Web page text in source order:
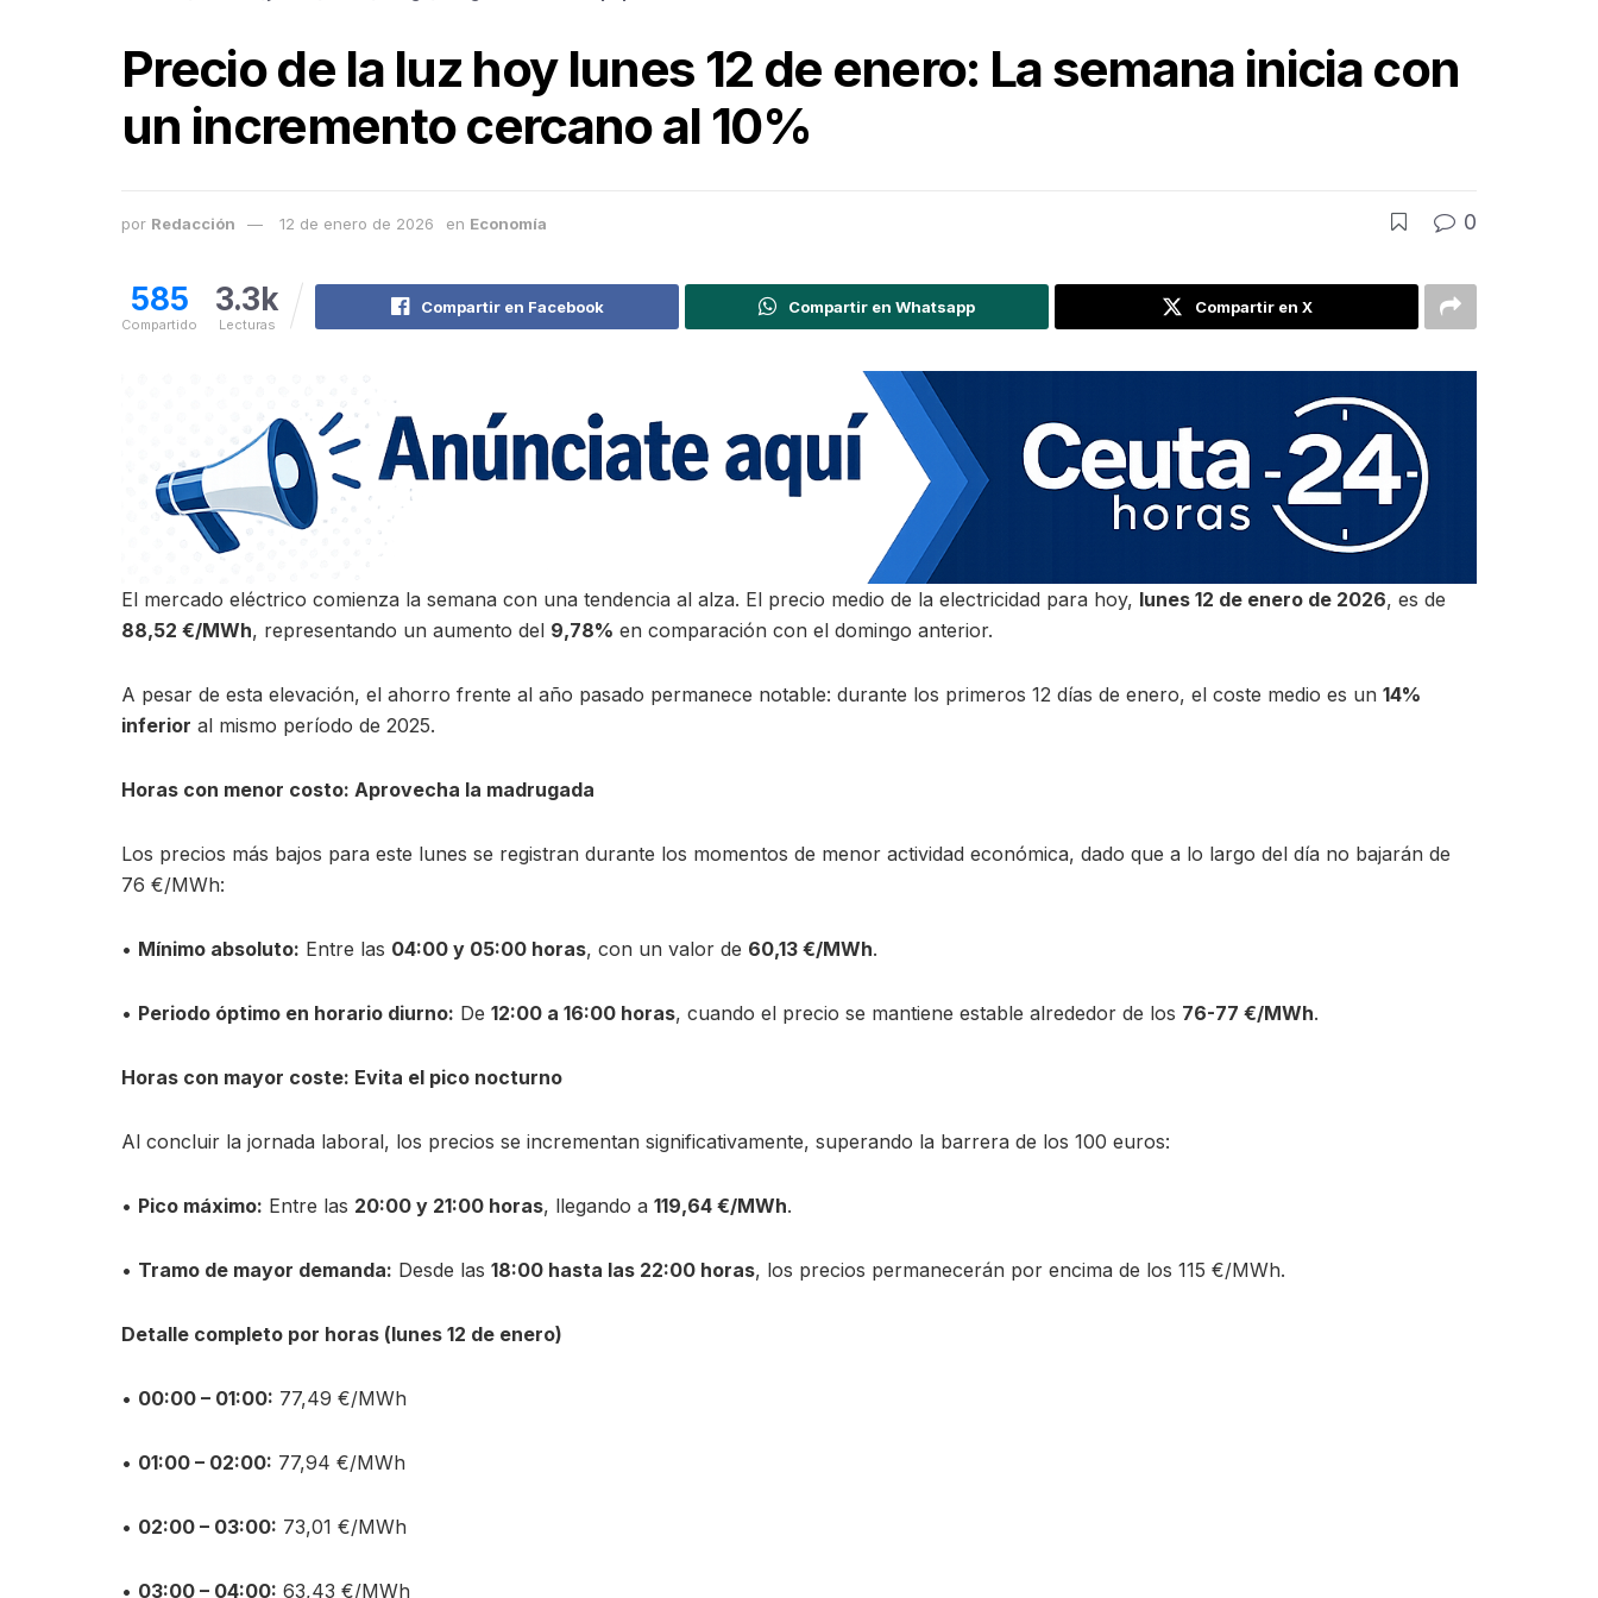
Precio de la luz hoy lunes 12 de enero: La semana inicia con
un incremento cercano al 10%
por Redacción 12 de enero de 2026 en Economía 0
585
Compartido
3.3k
Lecturas
Compartir en Facebook Compartir en Whatsapp Compartir en X
El mercado eléctrico comienza la semana con una tendencia al alza. El precio medio de la electricidad para hoy, lunes 12 de enero de 2026, es de
88,52 €/MWh, representando un aumento del 9,78% en comparación con el domingo anterior.
A pesar de esta elevación, el ahorro frente al año pasado permanece notable: durante los primeros 12 días de enero, el coste medio es un 14%
inferior al mismo período de 2025.
Horas con menor costo: Aprovecha la madrugada
Los precios más bajos para este lunes se registran durante los momentos de menor actividad económica, dado que a lo largo del día no bajarán de
76 €/MWh:
• Mínimo absoluto: Entre las 04:00 y 05:00 horas, con un valor de 60,13 €/MWh.
• Periodo óptimo en horario diurno: De 12:00 a 16:00 horas, cuando el precio se mantiene estable alrededor de los 76-77 €/MWh.
Horas con mayor coste: Evita el pico nocturno
Al concluir la jornada laboral, los precios se incrementan significativamente, superando la barrera de los 100 euros:
• Pico máximo: Entre las 20:00 y 21:00 horas, llegando a 119,64 €/MWh.
• Tramo de mayor demanda: Desde las 18:00 hasta las 22:00 horas, los precios permanecerán por encima de los 115 €/MWh.
Detalle completo por horas (lunes 12 de enero)
• 00:00 – 01:00: 77,49 €/MWh
• 01:00 – 02:00: 77,94 €/MWh
• 02:00 – 03:00: 73,01 €/MWh
• 03:00 – 04:00: 63,43 €/MWh